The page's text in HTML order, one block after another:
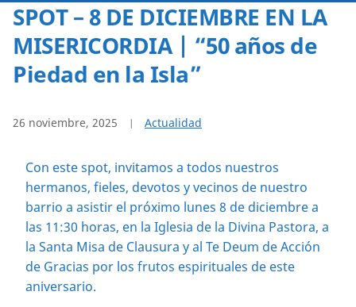
SPOT – 8 DE DICIEMBRE EN LA
MISERICORDIA | “50 años de
Piedad en la Isla”
26 noviembre, 2025 Actualidad
Con este spot, invitamos a todos nuestros
hermanos, fieles, devotos y vecinos de nuestro
barrio a asistir el próximo lunes 8 de diciembre a
las 11:30 horas, en la Iglesia de la Divina Pastora, a
la Santa Misa de Clausura y al Te Deum de Acción
de Gracias por los frutos espirituales de este
aniversario.